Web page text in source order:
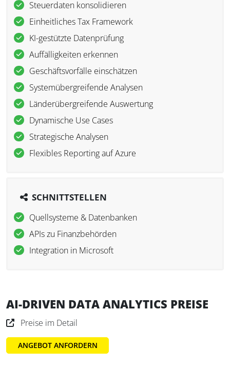
Steuerdaten konsolidieren
Einheitliches Tax Framework
KI-gestützte Datenprüfung
Auffälligkeiten erkennen
Geschäftsvorfälle einschätzen
Systemübergreifende Analysen
Länderübergreifende Auswertung
Dynamische Use Cases
Strategische Analysen
Flexibles Reporting auf Azure
SCHNITTSTELLEN
Quellsysteme & Datenbanken
APIs zu Finanzbehörden
Integration in Microsoft
AI-DRIVEN DATA ANALYTICS PREISE
Preise im Detail
ANGEBOT ANFORDERN